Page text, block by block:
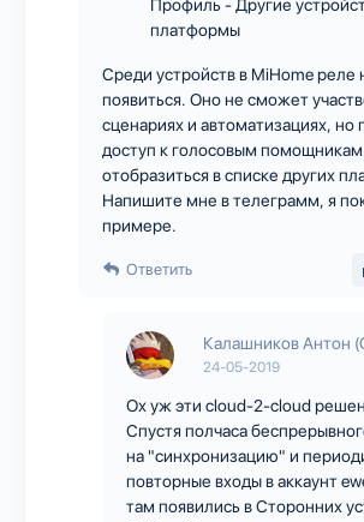
Профиль - Другие
платформы
Среди устройств в MiHome реле
появиться. Оно не сможет
сценариях и автоматизациях, но
доступ к голосовым
отобразиться в списке других
Напишите мне в телеграмм, я
примере.
Ответить
Калашников Антон
24-05-2019
Ох уж эти cloud-2-cloud
Спустя полчаса
на "синхронизацию" и
повторные входы в аккаунт
там появились в Сторонних